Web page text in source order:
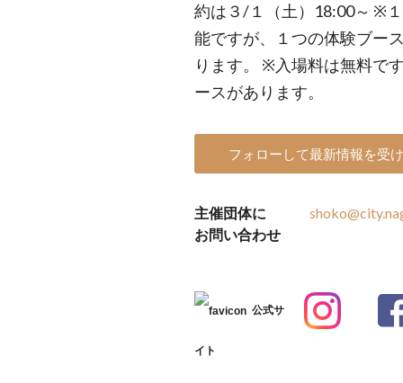
約は３/１（土）18:00～ ※
能ですが、１つの体験ブー
ります。 ※入場料は無料で
ースがあります。
フォローして最新情報を受
主催団体に
お問い合わせ
公式サ
イト